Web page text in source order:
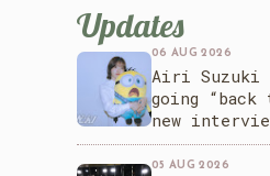
Updates
06 AUG 2026
Airi Suzuki
going “back
new
05 AUG 2026